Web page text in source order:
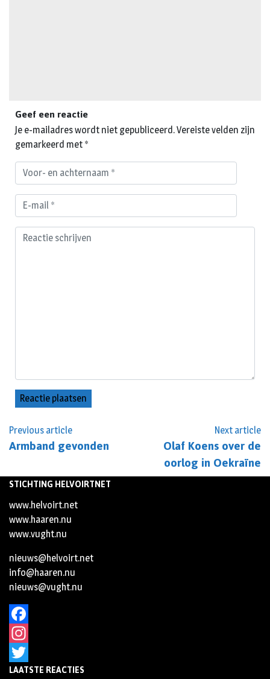
Previous article
Armband gevonden
Next article
Olaf Koens over de
oorlog in Oekraïne
Geef een reactie
Je e-mailadres wordt niet gepubliceerd.Vereiste velden zijn
gemarkeerd met *
STICHTING HELVOIRTNET
www.helvoirt.net
www.haaren.nu
www.vught.nu
nieuws@helvoirt.net
info@haaren.nu
nieuws@vught.nu
Facebook
Instagram
Twitter
LAATSTE REACTIES